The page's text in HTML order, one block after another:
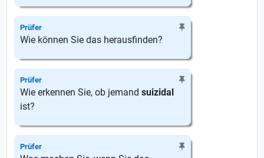
Prüfer
Wie können Sie das herausfinden?
Prüfer
Wie erkennen Sie, ob jemandsuizidal
ist?
Prüfer